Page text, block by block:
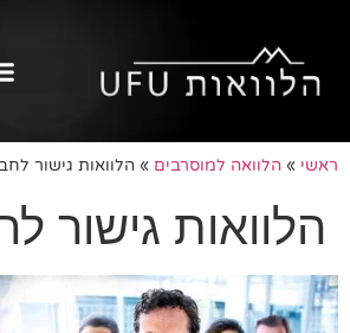
ראשי » הלוואה למוסרבים » הלוואות גישור
הלוואות גישור